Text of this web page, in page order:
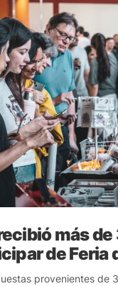
más
de Feria
provenientes de